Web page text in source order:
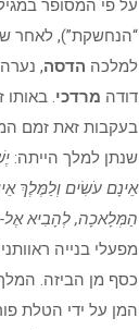
על פי המסופר
“הנחשקת”), לאחר
למלכה הדסה,
דודה מרדכי. באותו
בעקבות זאת זמם
שנתן למלך הייתה:
אֵינָם עֹשִׂים וְלַמֶּלֶךְ
הַמְּלָאכָה, לְהָבִיא אֶל-
מפעלי בנייה
כסף מן הביזה.
המן על ידי הטלת